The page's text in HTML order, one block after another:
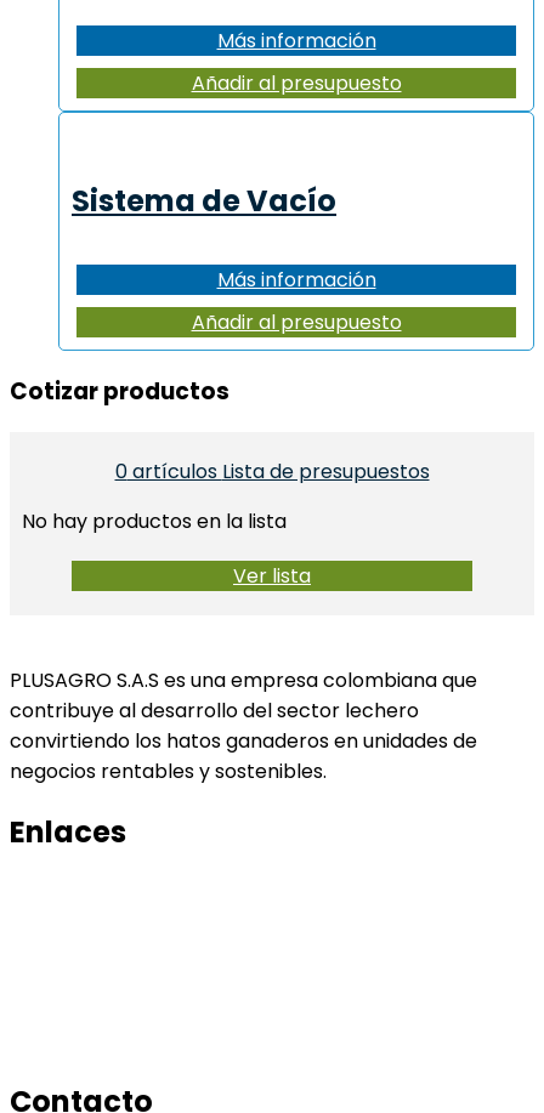
Más información
Añadir al presupuesto
Sistema de Vacío
Más información
Añadir al presupuesto
Cotizar productos​
0artículos Lista de presupuestos
No hay productos en la lista
Ver lista
PLUSAGRO S.A.S es una empresa colombiana que
contribuye al desarrollo del sector lechero
convirtiendo los hatos ganaderos en unidades de
negocios rentables y sostenibles.
Enlaces
Contacto